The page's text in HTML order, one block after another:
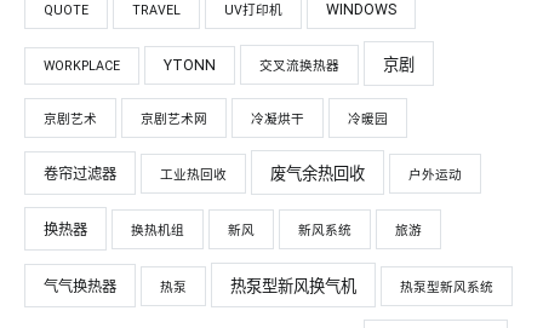
QUOTE TRAVEL UV打印机 WINDOWS
WORKPLACE YTONN 交叉流换热器 京剧
京剧艺术 京剧艺术网 冷凝烘干 冷暖园
卷帘过滤器 工业热回收 废气余热回收 户外运动
换热器 换热机组 新风 新风系统 旅游
气气换热器 热泵 热泵型新风换气机 热泵型新风系统